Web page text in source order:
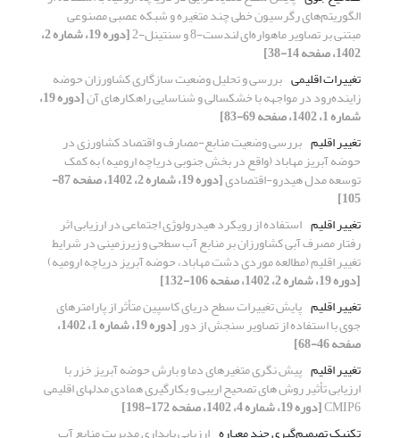
الگوریتم‌های رگرسیون خطی چند متغیره و شبکه‌ عصبی مصنوعی
مبتنی بر تصاویر ماهواره‌ای لندست-8 و سنتینل-2 [دوره 19، شماره 2،
1402، صفحه 14-38]
تغییرات اقلیمی بررسی و تحلیل وضعیت سازگاری کشاورزان حوضه
زاینده‌رود در مواجهه با خشکسالی و شناسایی راهکارهای آن [دوره 19،
شماره 1، 1402، صفحه 69-83]
تغییر اقلیم بررسی وضعیت منابع-مصارف و اقتصاد کشاورزی در
حوضه آبریز مهاباد (واقع در بخش جنوبی دریاچه ارومیه) به کمک
توسعه مدل هیدرو-اقتصادی [دوره 19، شماره 2، 1402، صفحه 87-
105]
تغییر اقلیم استفاده از رویکرد هیدرولوژی اجتماعی در ارزیابی اثر
رفتار مصرف آبی کشاورزان بر منابع آب سطحی و زیرزمینی در شرایط
تغییر اقلیم (مطالعه موردی دشت مهاباد، حوضه آبریز دریاچه ارومیه)
[دوره 19، شماره 2، 1402، صفحه 106-132]
تغییر اقلیم پایش تغییرات سطح دریای کاسپین متأثر از پارامترهای
جوی با استفاده از تصاویر سنجش از دور [دوره 19، شماره 1، 1402،
صفحه 46-68]
تغییر اقلیم پیش نگری متغیرهای دما و بارش حوضه آبریز خزر با
ارزیابی تأثیر روش های تصحیح اریبی و بکارگیری همادی مدل‎های اقلیمی
CMIP6[دوره 19، شماره 4، 1402، صفحه 172-198]
تکنیک تصمیم‌گیری چند معیاره ارزیابی پایداری مدیریت منابع آب